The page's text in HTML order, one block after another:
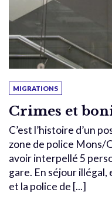
MIGRATIONS
Crimes et
C’est l’histoire d’un
zone de police Mons/
avoir interpellé 5
gare. En séjour
et la police de [...]